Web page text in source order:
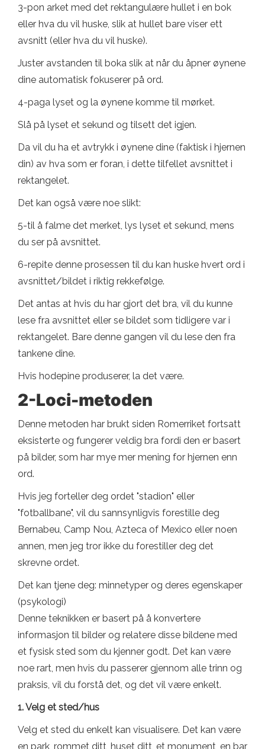
3-pon arket med det rektangulære hullet i en bok
eller hva du vil huske, slik at hullet bare viser ett
avsnitt (eller hva du vil huske).
Juster avstanden til boka slik at når du åpner øynene
dine automatisk fokuserer på ord.
4-paga lyset og la øynene komme til mørket.
Slå på lyset et sekund og tilsett det igjen.
Da vil du ha et avtrykk i øynene dine (faktisk i hjernen
din) av hva som er foran, i dette tilfellet avsnittet i
rektangelet.
Det kan også være noe slikt:
5-til å falme det merket, lys lyset et sekund, mens
du ser på avsnittet.
6-repite denne prosessen til du kan huske hvert ord i
avsnittet/bildet i riktig rekkefølge.
Det antas at hvis du har gjort det bra, vil du kunne
lese fra avsnittet eller se bildet som tidligere var i
rektangelet. Bare denne gangen vil du lese den fra
tankene dine.
Hvis hodepine produserer, la det være.
2-Loci-metoden
Denne metoden har brukt siden Romerriket fortsatt
eksisterte og fungerer veldig bra fordi den er basert
på bilder, som har mye mer mening for hjernen enn
ord.
Hvis jeg forteller deg ordet "stadion" eller
"fotballbane", vil du sannsynligvis forestille deg
Bernabeu, Camp Nou, Azteca of Mexico eller noen
annen, men jeg tror ikke du forestiller deg det
skrevne ordet.
Det kan tjene deg: minnetyper og deres egenskaper
(psykologi)
Denne teknikken er basert på å konvertere
informasjon til bilder og relatere disse bildene med
et fysisk sted som du kjenner godt. Det kan være
noe rart, men hvis du passerer gjennom alle trinn og
praksis, vil du forstå det, og det vil være enkelt.
1. Velg et sted/hus
Velg et sted du enkelt kan visualisere. Det kan være
en park, rommet ditt, huset ditt, et monument, en bar